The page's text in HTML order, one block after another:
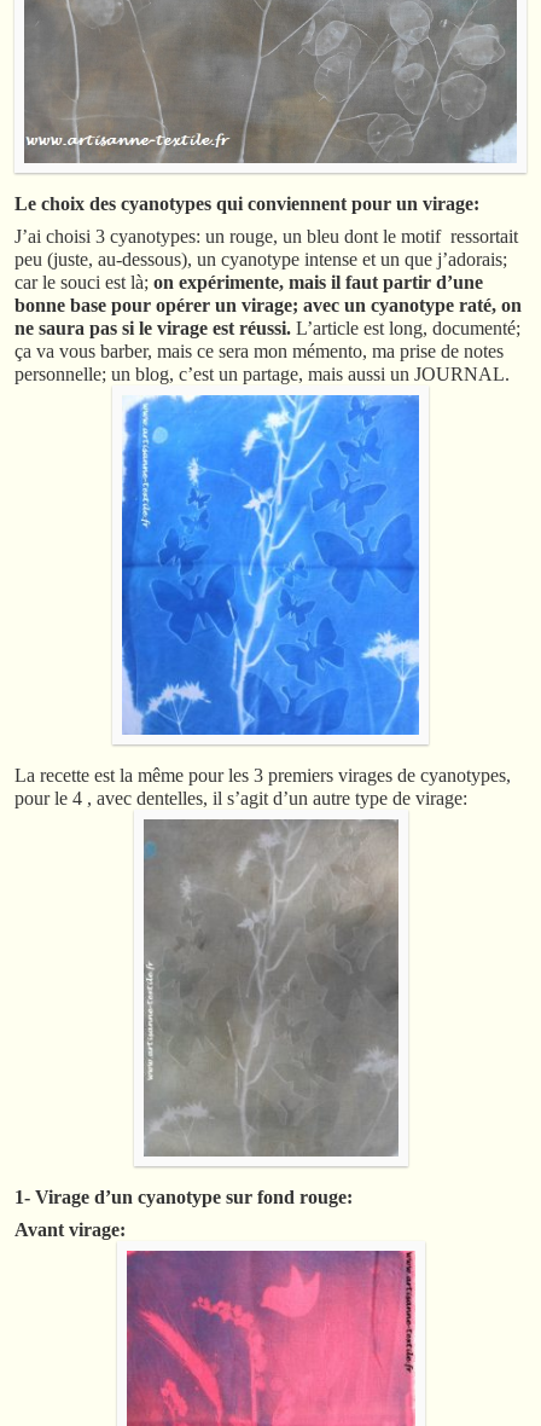
Le choix des cyanotypes qui conviennent pour un virage:
J’ai choisi 3 cyanotypes: un rouge, un bleu dont le motif ressortait
peu (juste, au-dessous), un cyanotype intense et un que j’adorais;
car le souci est là; on expérimente, mais il faut partir d’une
bonne base pour opérer un virage; avec un cyanotype raté, on
ne saura pas si le virage est réussi. L’article est long, documenté;
ça va vous barber, mais ce sera mon mémento, ma prise de notes
personnelle; un blog, c’est un partage, mais aussi un JOURNAL.
La recette est la même pour les 3 premiers virages de cyanotypes,
pour le 4 , avec dentelles, il s’agit d’un autre type de virage:
1- Virage d’un cyanotype sur fond rouge:
Avant virage: